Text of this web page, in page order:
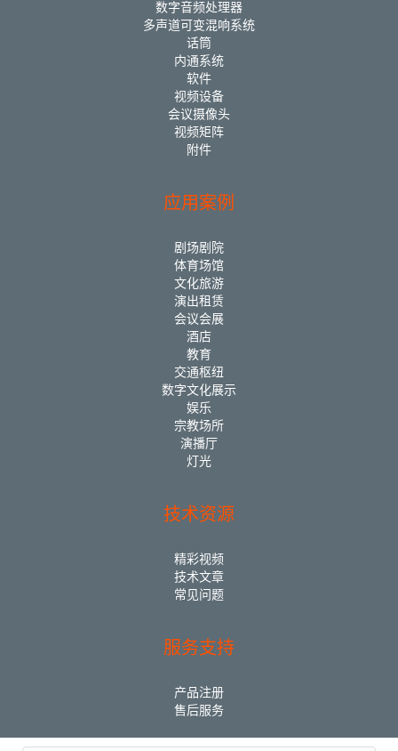
数字音频处理器
多声道可变混响系统
话筒
内通系统
软件
视频设备
会议摄像头
视频矩阵
附件
应用案例
剧场剧院
体育场馆
文化旅游
演出租赁
会议会展
酒店
教育
交通枢纽
数字文化展示
娱乐
宗教场所
演播厅
灯光
技术资源
精彩视频
技术文章
常见问题
服务支持
产品注册
售后服务